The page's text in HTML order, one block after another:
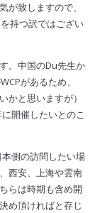
致しますので、
持つ訳ではござい
。中国のDu先生か
があるため、
かと思いますが）
開催したいとのこ
側の訪問したい場
西安、上海や雲南
らは時期も含め開
め頂ければと存じ